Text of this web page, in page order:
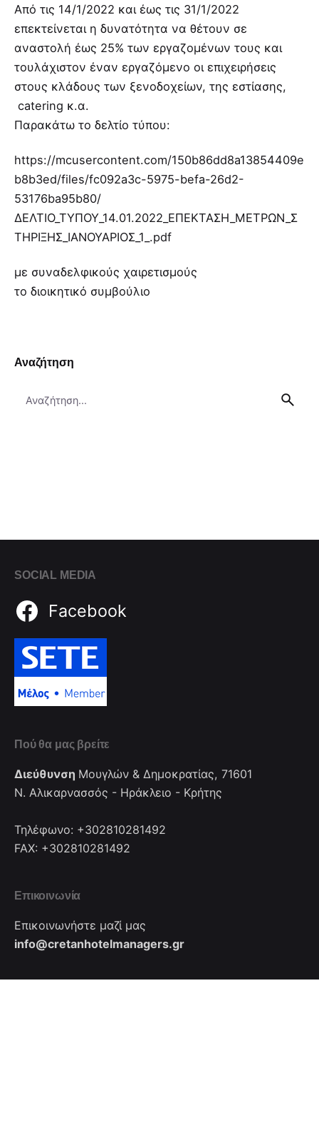
Από τις 14/1/2022 και έως τις 31/1/2022
επεκτείνεται η δυνατότητα να θέτουν σε
αναστολή έως 25% των εργαζομένων τους και
τουλάχιστον έναν εργαζόμενο οι επιχειρήσεις
στους κλάδους των ξενοδοχείων, της εστίασης,
catering κ.α.
Παρακάτω το δελτίο τύπου:
https://mcusercontent.com/150b86dd8a13854409e
b8b3ed/files/fc092a3c-5975-befa-26d2-
53176ba95b80/
ΔΕΛΤΙΟ_ΤΥΠΟΥ_14.01.2022_ΕΠΕΚΤΑΣΗ_ΜΕΤΡΩΝ_Σ
ΤΗΡΙΞΗΣ_ΙΑΝΟΥΑΡΙΟΣ_1_.pdf
με συναδελφικούς χαιρετισμούς
το διοικητικό συμβούλιο
Αναζήτηση
for
SOCIAL MEDIA
Facebook
Πού θα μας βρείτε
Διεύθυνση Μουγλών & Δημοκρατίας, 71601
Ν. Αλικαρνασσός - Ηράκλειο - Κρήτης
Τηλέφωνο: +302810281492
FAX: +302810281492
Επικοινωνία
Επικοινωνήστε μαζί μας
info@cretanhotelmanagers.gr